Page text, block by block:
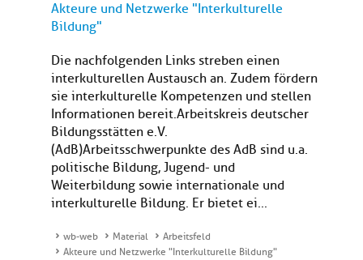
Akteure und Netzwerke "Interkulturelle
Bildung"
Die nachfolgenden Links streben einen
interkulturellen Austausch an. Zudem fördern
sie interkulturelle Kompetenzen und stellen
Informationen bereit. Arbeitskreis deutscher
Bildungsstätten e.V.
(AdB)Arbeitsschwerpunkte des AdB sind u.a.
politische Bildung, Jugend- und
Weiterbildung sowie internationale und
interkulturelle Bildung. Er bietet ei...
wb-web Material
Arbeitsfeld
Akteure und Netzwerke "Interkulturelle Bildung"